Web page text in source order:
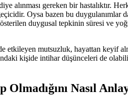
alınması gereken bir hastalıktır.
Oysa bazen bu duygulanımlar
duygusal tepkinin süresi ve
etkileyen mutsuzluk, hayattan keyif
kişide intihar düşünceleri de
Nasıl